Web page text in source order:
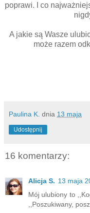
poprawi. I co
A jakie są Wasze
może razem
Paulina K. dnia 13 maja
Udostępnij
16 komentarzy:
Alicja S. 13 maja
Mój ulubiony to
,,Poszukiwany,